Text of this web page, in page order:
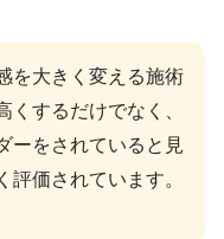
を大きく変える施術
くするだけでなく、
ーをされていると見
評価されています。